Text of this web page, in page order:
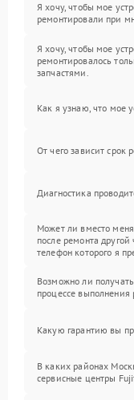
Я хочу, чтобы мое
ремонтировали при
Я хочу, чтобы мое
ремонтировалось
запчастями.
Как я узнаю, что мое
От чего зависит срок
Диагностика
Может ли вместо
после ремонта
телефон которого я
Возможно ли
процессе выполнения
Какую гарантию вы
В каких районах
сервисные центры